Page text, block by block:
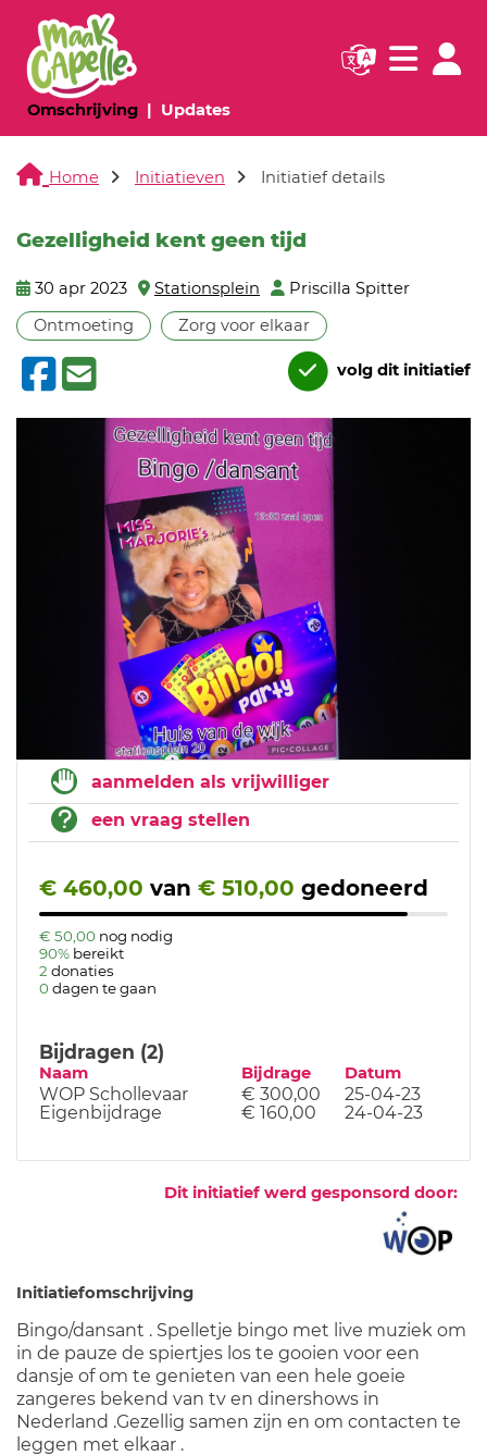
Omschrijving(huidige pagina)
Updates(huidige pagina)
Navigatie
Home Initiatieven Initiatief details
Gezelligheid kent geen tijd
30 apr 2023 Stationsplein
Priscilla Spitter
Ontmoeting
Zorg voor elkaar
volg dit initiatief
aanmelden als vrijwilliger
een vraag stellen
€ 460,00 van € 510,00 gedoneerd
€ 50,00 nog nodig
90% bereikt
2 donaties
0 dagen te gaan
Bijdragen (2)
Naam Bijdrage Datum
WOP Schollevaar € 300,00
25-04-23
Eigenbijdrage
€ 160,00 24-04-23
Dit initiatief werd gesponsord door:
Initiatiefomschrijving
Bingo/dansant . Spelletje bingo met live muziek om
in de pauze de spiertjes los te gooien voor een
dansje of om te genieten van een hele goeie
zangeres bekend van tv en dinershows in
Nederland .Gezellig samen zijn en om contacten te
leggen met elkaar .